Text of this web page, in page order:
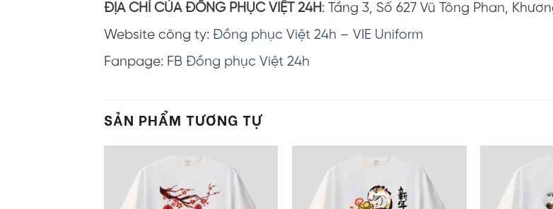
ĐỊA CHỈ CỦA ĐỒNG PHỤC VIỆT 24H: Tầng 3, Số 627 Vũ Tông Phan,
Website công ty: Đồng phục Việt 24h – VIE Uniform
Fanpage: FB Đồng phục Việt 24h
SẢN PHẨM TƯƠNG TỰ